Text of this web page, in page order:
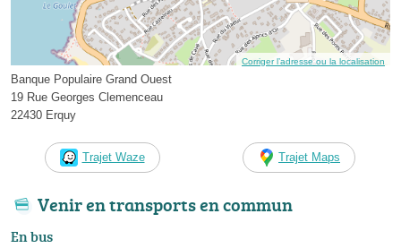
Corriger l’adresse ou la localisation
Banque Populaire Grand Ouest
19 Rue Georges Clemenceau
22430 Erquy
Trajet Waze Trajet Maps
Venir en transports en commun
En bus